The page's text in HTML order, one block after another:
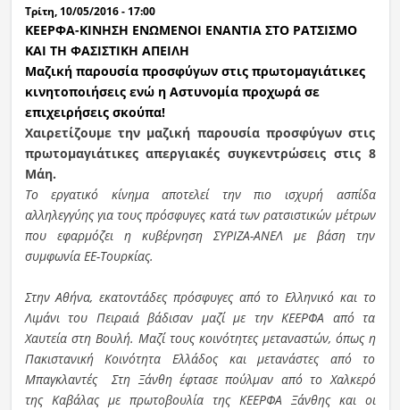
Τρίτη, 10/05/2016 - 17:00
ΚΕΕΡΦΑ-ΚΙΝΗΣΗ ΕΝΩΜΕΝΟΙ ΕΝΑΝΤΙΑ ΣΤΟ ΡΑΤΣΙΣΜΟ
ΚΑΙ ΤΗ ΦΑΣΙΣΤΙΚΗ ΑΠΕΙΛΗ
Μαζική παρουσία προσφύγων στις πρωτομαγιάτικες
κινητοποιήσεις ενώ η Αστυνομία προχωρά σε
επιχειρήσεις σκούπα!
Χαιρετίζουμε την μαζική παρουσία προσφύγων στις
πρωτομαγιάτικες απεργιακές συγκεντρώσεις στις 8
Μάη.
Το εργατικό κίνημα αποτελεί την πιο ισχυρή ασπίδα
αλληλεγγύης για τους πρόσφυγες κατά των ρατσιστικών μέτρων
που εφαρμόζει η κυβέρνηση ΣΥΡΙΖΑ-ΑΝΕΛ με βάση την
συμφωνία ΕΕ-Τουρκίας.
Στην Αθήνα, εκατοντάδες πρόσφυγες από το Ελληνικό και το
Λιμάνι του Πειραιά βάδισαν μαζί με την ΚΕΕΡΦΑ από τα
Χαυτεία στη Βουλή. Μαζί τους κοινότητες μεταναστών, όπως η
Πακιστανική Κοινότητα Ελλάδος και μετανάστες από το
Μπαγκλαντές Στη Ξάνθη έφτασε πούλμαν από το Χαλκερό
της Καβάλας με πρωτοβουλία της ΚΕΕΡΦΑ Ξάνθης και οι